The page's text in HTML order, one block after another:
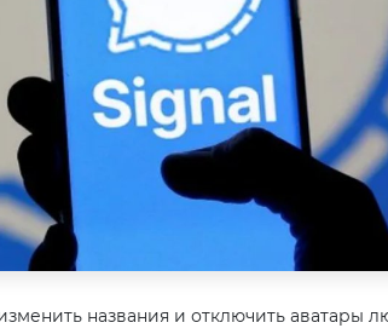
названия и отключить аватары